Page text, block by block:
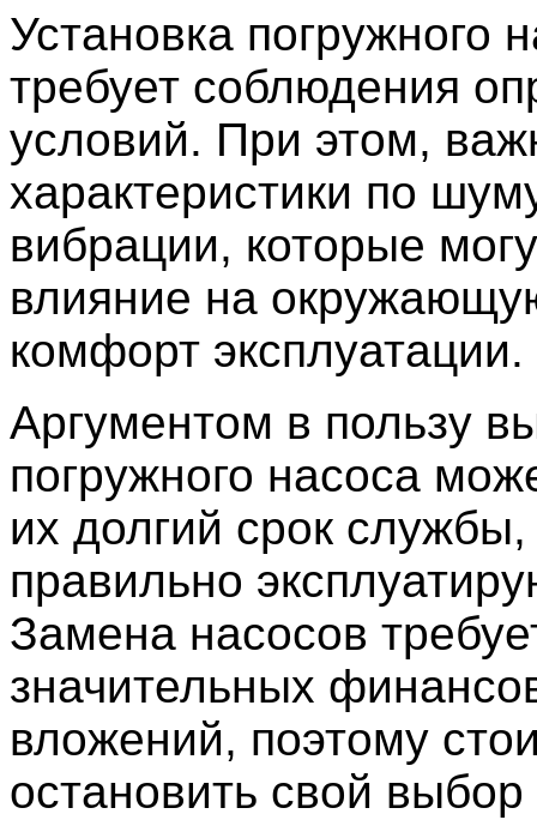
Установка погружного
требует соблюдения
условий. При этом,
характеристики по
вибрации, которые
влияние на
комфорт эксплуатации.
Аргументом в пользу
погружного насоса
их долгий срок
правильно
Замена насосов
значительных
вложений, поэтому
остановить свой выбор